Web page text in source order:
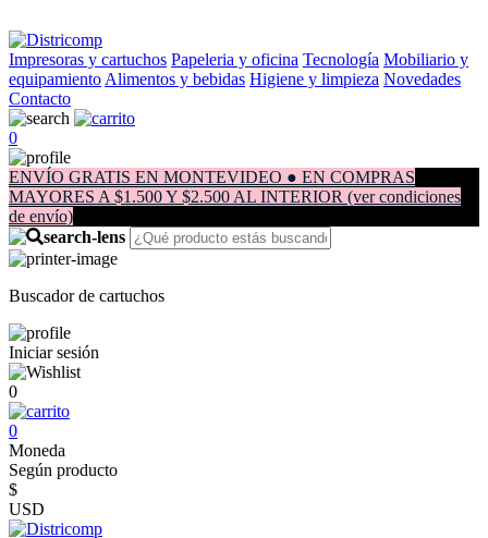
Impresoras y cartuchos Papeleria y oficina Tecnología Mobiliario y
equipamiento Alimentos y bebidas Higiene y limpieza Novedades
Contacto
0
ENVÍO GRATIS EN MONTEVIDEO ● EN COMPRAS
MAYORES A $1.500 Y $2.500 AL INTERIOR (ver condiciones
de envío)
Buscador de cartuchos
Iniciar sesión
0
0
Moneda
Según producto
$
USD